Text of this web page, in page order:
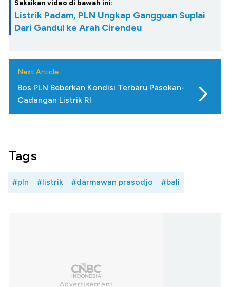
Saksikan video di bawah ini:
Listrik Padam, PLN Ungkap Gangguan Suplai
Dari Gandul ke Arah Cirendeu
Next Article
Bos PLN Beberkan Kondisi Terbaru Pasokan-
Cadangan Listrik RI
Tags
#pln #listrik #darmawan prasodjo #bali